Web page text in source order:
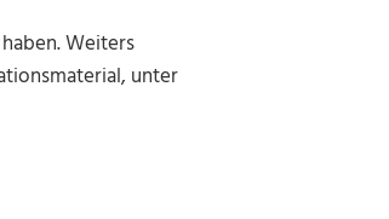
Weiters
unter